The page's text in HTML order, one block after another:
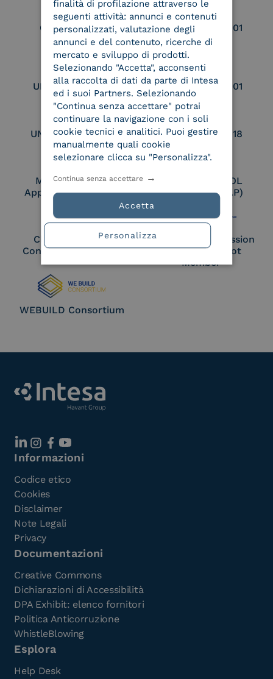
Conservatore
qualificato
UNI EN ISO 37001
UNI EN ISO 9001 UNI EN ISO 27001
UNI EN ISO 27017 UNI EN ISO 27018
Membro Adobe
Approved Trust List
Certified PEPPOL
Access Point (AP)
Cloud Signature
Consortium Member
European Commission
Large Scale Pilot
Member
WEBUILD Consortium
Informazioni
Codice etico
Cookies
Disclaimer
Note Legali
Privacy
Documentazioni
Creative Commons
Dichiarazioni di Accessibilità
DPA Exhibit: elenco fornitori
Politica Anticorruzione
WhistleBlowing
Esplora
Help Desk
finalità di profilazione attraverso le
seguenti attività: annunci e contenuti
personalizzati, valutazione degli
annunci e del contenuto, ricerche di
mercato e sviluppo di prodotti.
Selezionando "Accetta", acconsenti
alla raccolta di dati da parte di Intesa
ed i suoi Partners. Selezionando
"Continua senza accettare" potrai
continuare la navigazione con i soli
cookie tecnici e analitici. Puoi gestire
manualmente quali cookie
selezionare clicca su "Personalizza".
Accetta
Continua senza accettare
Personalizza